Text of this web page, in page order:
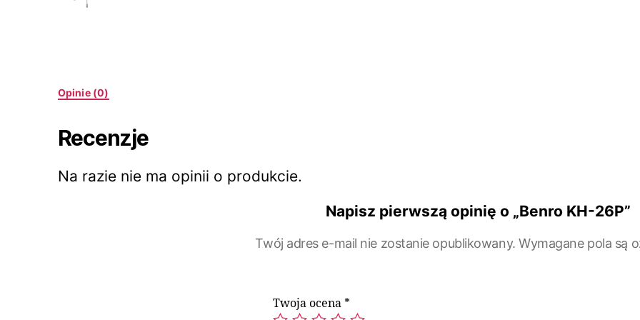
Opinie (0)
Recenzje
Na razie nie ma opinii o produkcie.
Napisz pierwszą opinię o „Benro KH-26P”
Twój adres e-mail nie zostanie opublikowany. Wymagane pola są
Twoja ocena *